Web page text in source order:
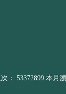
： 53372899 本月瀏